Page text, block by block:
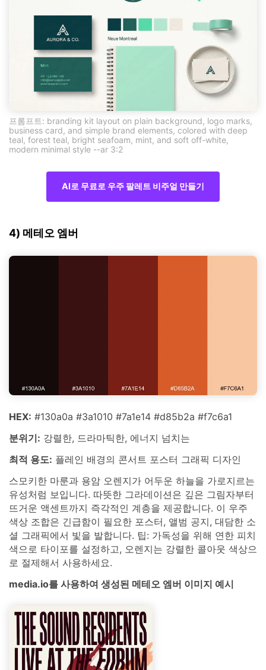
프롬프트: branding kit layout on plain background, logo marks,
business card, and simple brand elements, colored with deep
teal, forest teal, bright seafoam, mint, and soft off-white,
modern minimal style --ar 3:2
AI로 무료로 우주 팔레트 비주얼 만들기
4) 메테오 엠버
HEX: #130a0a #3a1010 #7a1e14 #d85b2a #f7c6a1
분위기: 강렬한, 드라마틱한, 에너지 넘치는
최적 용도: 플레인 배경의 콘서트 포스터 그래픽 디자인
스모키한 마룬과 용암 오렌지가 어두운 하늘을 가로지르는
유성처럼 보입니다. 따뜻한 그라데이션은 깊은 그림자부터
뜨거운 액센트까지 즉각적인 계층을 제공합니다. 이 우주
색상 조합은 긴급함이 필요한 포스터, 앨범 공지, 대담한 소
셜 그래픽에서 빛을 발합니다. 팁: 가독성을 위해 연한 피치
색으로 타이포를 설정하고, 오렌지는 강렬한 콜아웃 색상으
로 절제해서 사용하세요.
media.io를 사용하여 생성된 메테오 엠버 이미지 예시